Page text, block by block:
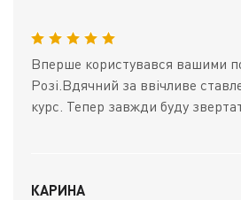
Вперше користувався вашими
Розі.Вдячний за ввічливе
курс. Тепер завжди буду
КАРИНА